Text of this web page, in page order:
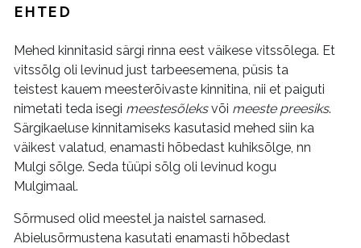
EHTED
Mehed kinnitasid särgi rinna eest väikese vitssõlega. Et
vitssõlg oli levinud just tarbeesemena, püsis ta
teistest kauem meesterõivaste kinnitina, nii et paiguti
nimetati teda isegi meestesõleksvõi meeste preesiks.
Särgikaeluse kinnitamiseks kasutasid mehed siin ka
väikest valatud, enamasti hõbedast kuhiksõlge, nn
Mulgi sõlge. Seda tüüpi sõlg oli levinud kogu
Mulgimaal.
Sõrmused olid meestel ja naistel sarnased.
Abielusõrmustena kasutati enamasti hõbedast